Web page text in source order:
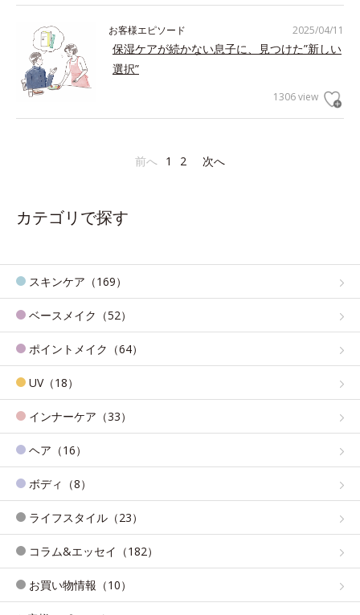
2025/04/11
お客様エピソード
保湿ケアが続かない息子に、見つけた”新しい
選択”
1306 view
前へ 1 2 次へ
カテゴリで探す
スキンケア（169）
ベースメイク（52）
ポイントメイク（64）
UV（18）
インナーケア（33）
ヘア（16）
ボディ（8）
ライフスタイル（23）
コラム&エッセイ（182）
お買い物情報（10）